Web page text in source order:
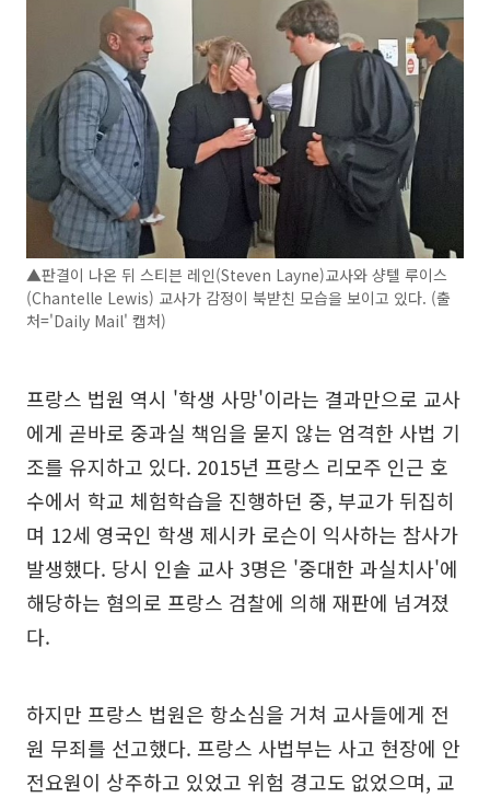
▲판결이 나온 뒤 스티븐 레인(Steven Layne)교사와 샹텔 루이스
(Chantelle Lewis) 교사가 감정이 북받친 모습을 보이고 있다. (출
처='Daily Mail' 캡처)
프랑스 법원 역시 '학생 사망'이라는 결과만으로 교사
에게 곧바로 중과실 책임을 묻지 않는 엄격한 사법 기
조를 유지하고 있다. 2015년 프랑스 리모주 인근 호
수에서 학교 체험학습을 진행하던 중, 부교가 뒤집히
며 12세 영국인 학생 제시카 로슨이 익사하는 참사가
발생했다. 당시 인솔 교사 3명은 '중대한 과실치사'에
해당하는 혐의로 프랑스 검찰에 의해 재판에 넘겨졌
다.
하지만 프랑스 법원은 항소심을 거쳐 교사들에게 전
원 무죄를 선고했다. 프랑스 사법부는 사고 현장에 안
전요원이 상주하고 있었고 위험 경고도 없었으며, 교